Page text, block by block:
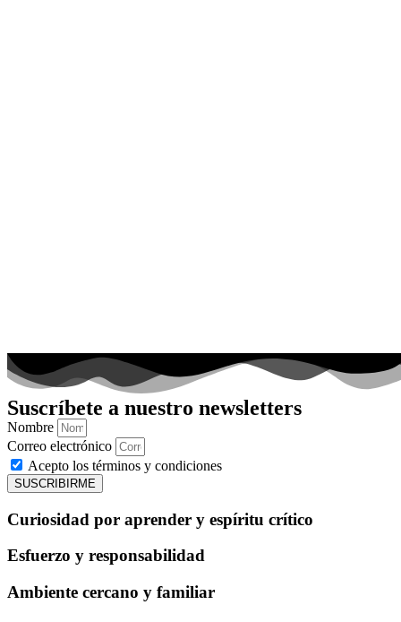
Suscríbete a nuestro newsletters
Nombre
Correo electrónico
Acepto los términos y condiciones
SUSCRIBIRME
Curiosidad por aprender y espíritu crítico
Esfuerzo y responsabilidad
Ambiente cercano y familiar